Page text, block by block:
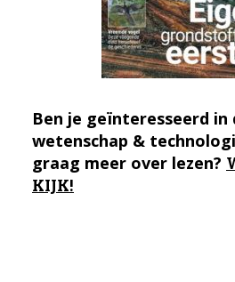
Ben je geïnteresseerd in
wetenschap &
graag meer over lezen?
KIJK!